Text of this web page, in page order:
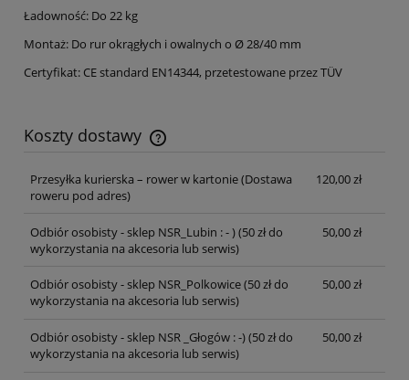
Ładowność: Do 22 kg
Montaż: Do rur okrągłych i owalnych o Ø 28/40 mm
Certyfikat: CE standard EN14344, przetestowane przez TÜV
Koszty dostawy
Cena nie zawiera ewentualnych kosztów płatności
Przesyłka kurierska – rower w kartonie(Dostawa
roweru pod adres)
120,00 zł
Odbiór osobisty - sklep NSR_Lubin : - )(50 zł do
wykorzystania na akcesoria lub serwis)
50,00 zł
Odbiór osobisty - sklep NSR_Polkowice(50 zł do
wykorzystania na akcesoria lub serwis)
50,00 zł
Odbiór osobisty - sklep NSR _Głogów : -)(50 zł do
wykorzystania na akcesoria lub serwis)
50,00 zł